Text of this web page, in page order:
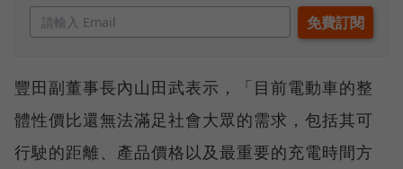
豐田副董事長內山田武表示，「目前電動車的整
體性價比還無法滿足社會大眾的需求，包括其可
行駛的距離、產品價格以及最重要的充電時間方